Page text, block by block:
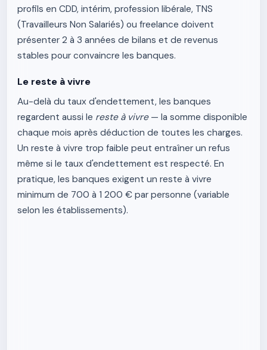
profils en CDD, intérim, profession libérale, TNS
(Travailleurs Non Salariés) ou freelance doivent
présenter 2 à 3 années de bilans et de revenus
stables pour convaincre les banques.
Le reste à vivre
Au-delà du taux d'endettement, les banques
regardent aussi le reste à vivre— la somme disponible
chaque mois après déduction de toutes les charges.
Un reste à vivre trop faible peut entraîner un refus
même si le taux d'endettement est respecté. En
pratique, les banques exigent un reste à vivre
minimum de 700 à 1 200 € par personne (variable
selon les établissements).